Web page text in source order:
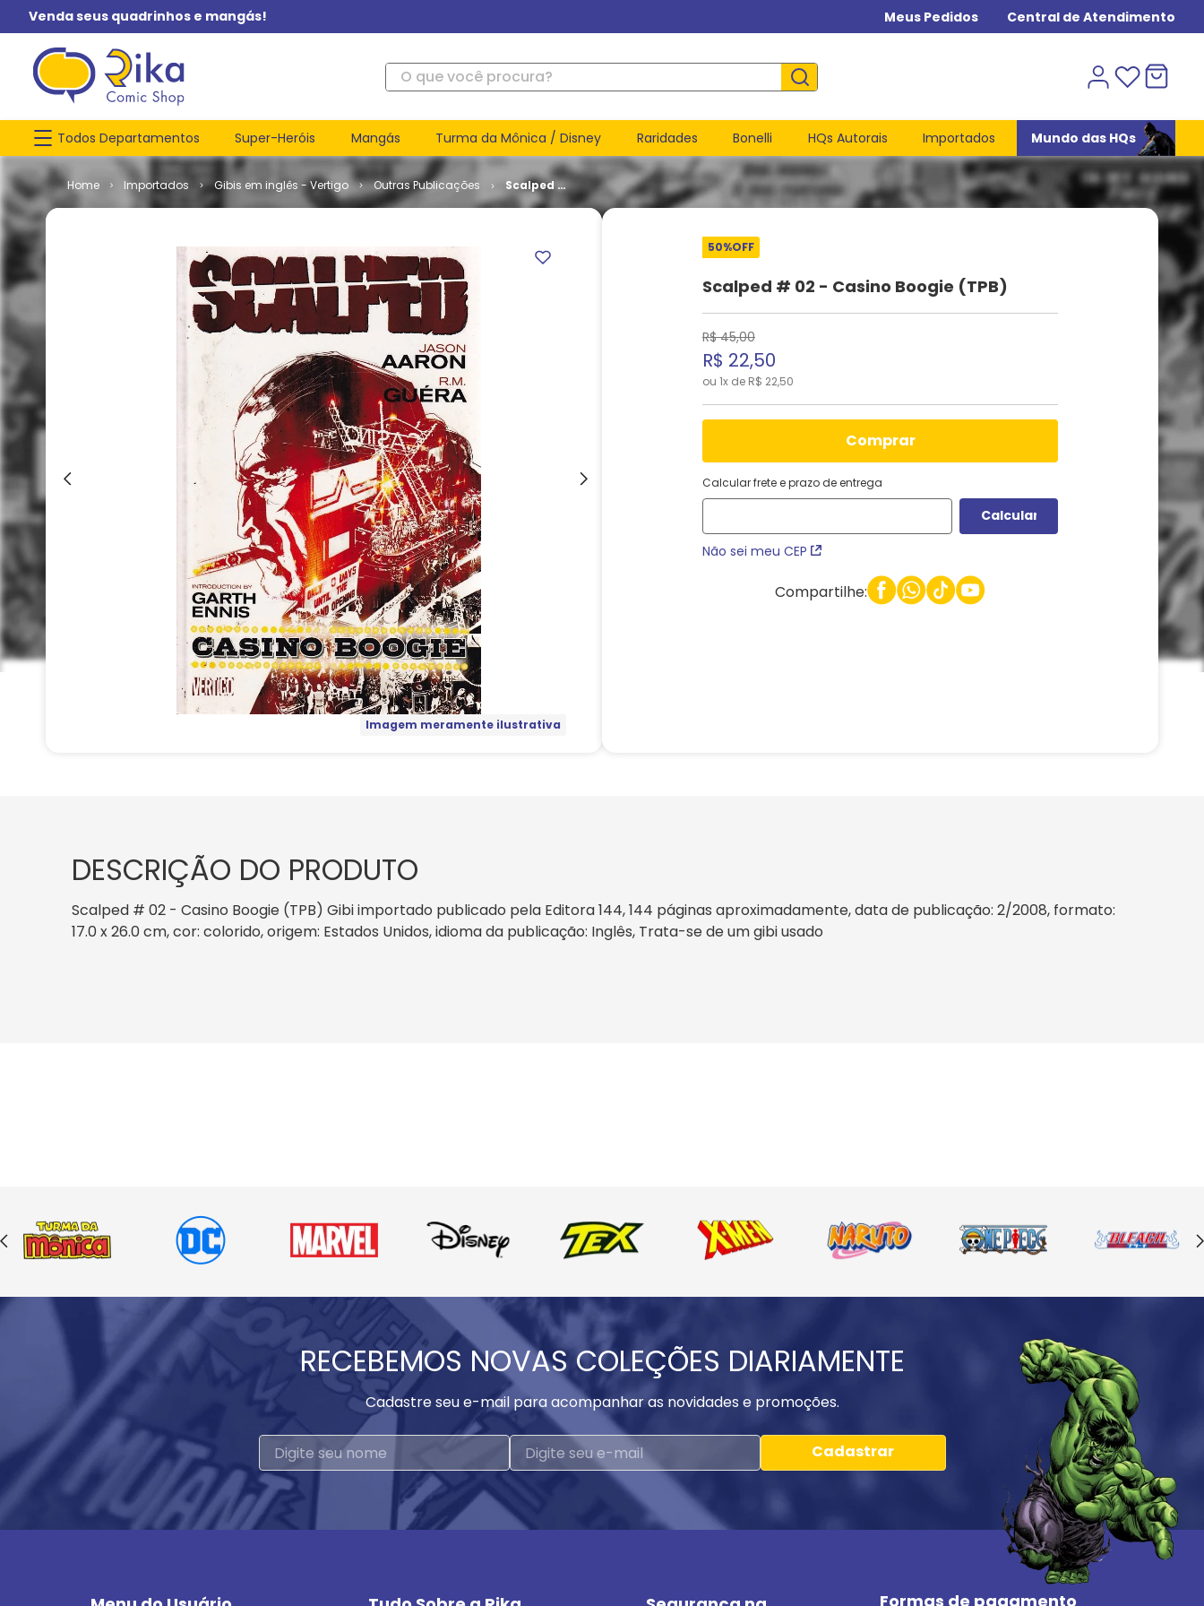
Venda seus quadrinhos e mangás! Meus Pedidos Central de Atendimento
O que você procura?
Todos Departamentos Super-Heróis Mangás Turma da Mônica / Disney Raridades Bonelli HQs Autorais Importados Mundo das HQs
Importados Gibis em inglês - Vertigo Outras Publicações
Scalped #
02 -
(TPB)
Imagem meramente ilustrativa
50%OFF
Scalped # 02 - Casino Boogie (TPB)
R$ 45,00
R$ 22,50
ou 1x de R$ 22,50
comprar
Calcular frete e prazo de entrega
Não sei meu CEP
Compartilhe:
DESCRIÇÃO DO PRODUTO
Scalped # 02 - Casino Boogie (TPB) Gibi importado publicado pela Editora 144, 144 páginas aproximadamente, data de publicação: 2/2008, formato:
17.0 x 26.0 cm, cor: colorido, origem: Estados Unidos, idioma da publicação: Inglês, Trata-se de um gibi usado
RECEBEMOS NOVAS COLEÇÕES DIARIAMENTE
Cadastre seu e-mail para acompanhar as novidades e promoções.
Cadastrar
Formas de pagamento